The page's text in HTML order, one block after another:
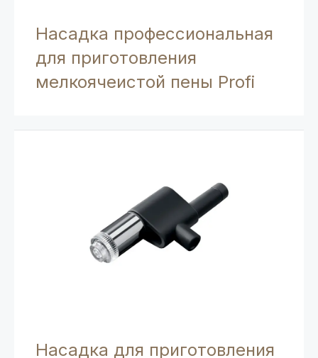
Насадка профессиональная
для приготовления
мелкоячеистой пены Profi
Насадка для приготовления